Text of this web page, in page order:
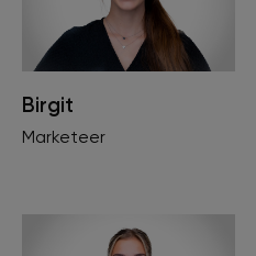
Birgit
Marketeer